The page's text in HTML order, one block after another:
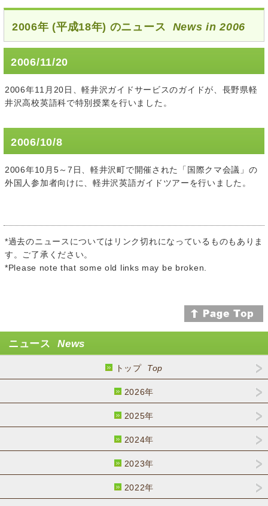
2006年 (平成18年) のニュース News in 2006
2006/11/20
2006年11月20日、軽井沢ガイドサービスのガイドが、長野県軽
井沢高校英語科で特別授業を行いました。
2006/10/8
2006年10月5～7日、軽井沢町で開催された「国際クマ会議」の
外国人参加者向けに、軽井沢英語ガイドツアーを行いました。
*過去のニュースについてはリンク切れになっているものもありま
す。ご了承ください。
*Please note that some old links may be broken.
ニュースNews
トップ Top
2026年
2025年
2024年
2023年
2022年